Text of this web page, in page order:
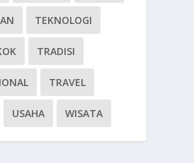
TEKNOLOGI
TRADISI
TRAVEL
USAHA WISATA